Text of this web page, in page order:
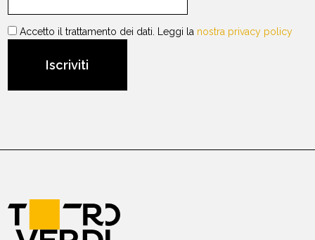
Accetto il trattamento dei dati. Leggi la nostra privacy policy